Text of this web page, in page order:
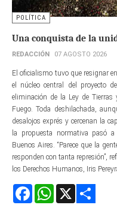
POLÍTICA
Una conquista de la
REDACCIÓN 07 AGOSTO 2026
El oficialismo tuvo que resignar
el núcleo central del proyecto
eliminación de la Ley de Tierras
Fuego. Toda deshilachada,
desalojos exprés y cercenan la
la propuesta normativa pasó
Buenos Aires. “Parece que la
responden con tanta represión”,
los Derechos Humanos, Iris
FacebookWhatsApp